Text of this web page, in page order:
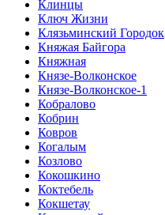
Клинцы
Ключ Жизни
Клязьминский Городок
Княжая Байгора
Княжная
Князе-Волконское
Князе-Волконское-1
Кобралово
Кобрин
Ковров
Когалым
Козлово
Кокошкино
Коктебель
Кокшетау